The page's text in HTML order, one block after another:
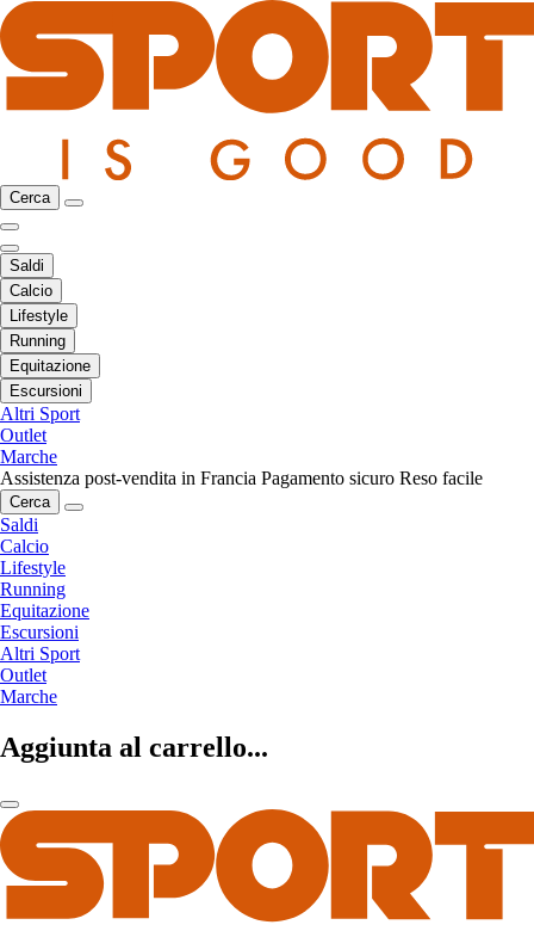
Cerca
Saldi
Calcio
Lifestyle
Running
Equitazione
Escursioni
Altri Sport
Outlet
Marche
Assistenza post-vendita in Francia Pagamento sicuro Reso facile
Cerca
Saldi
Calcio
Lifestyle
Running
Equitazione
Escursioni
Altri Sport
Outlet
Marche
Aggiunta al carrello...